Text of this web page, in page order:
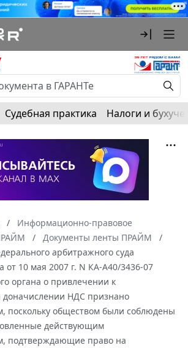
Судебная практика Налоги и
Информационно-правовое
Документы ленты ПРАЙМ
арбитражного суда
от 10 мая 2007 г. N КА-А40/3436-07
органа о привлечении к
доначислении НДС признано
поскольку обществом были соблюдены
действующим
подтверждающие право на